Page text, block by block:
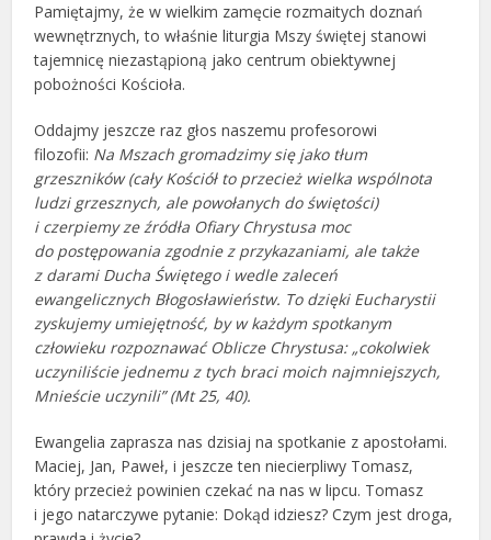
Pamiętajmy, że w wielkim zamęcie rozmaitych doznań
wewnętrznych, to właśnie liturgia Mszy świętej stanowi
tajemnicę niezastąpioną jako centrum obiektywnej
pobożności Kościoła.
Oddajmy jeszcze raz głos naszemu profesorowi
filozofii: Na Mszach gromadzimy się jako tłum
grzeszników (cały Kościół to przecież wielka wspólnota
ludzi grzesznych, ale powołanych do świętości)
i czerpiemy ze źródła Ofiary Chrystusa moc
do postępowania zgodnie z przykazaniami, ale także
z darami Ducha Świętego i wedle zaleceń
ewangelicznych Błogosławieństw. To dzięki Eucharystii
zyskujemy umiejętność, by w każdym spotkanym
człowieku rozpoznawać Oblicze Chrystusa: „cokolwiek
uczyniliście jednemu z tych braci moich najmniejszych,
Mnieście uczynili” (Mt 25, 40).
Ewangelia zaprasza nas dzisiaj na spotkanie z apostołami.
Maciej, Jan, Paweł, i jeszcze ten niecierpliwy Tomasz,
który przecież powinien czekać na nas w lipcu. Tomasz
i jego natarczywe pytanie: Dokąd idziesz? Czym jest droga,